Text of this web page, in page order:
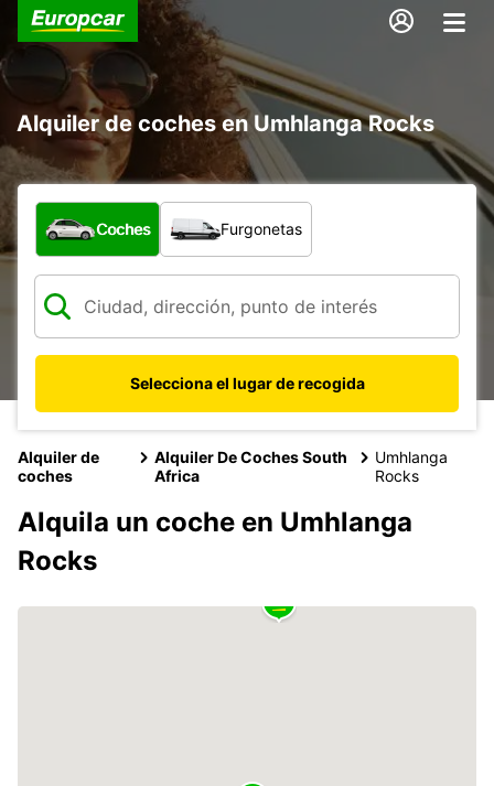
Alquiler de coches en Umhlanga Rocks
¿Qué tipo de vehículo?
Coches Furgonetas
Selecciona el lugar de recogida
Alquiler de
coches
Alquiler De Coches South
Africa
Umhlanga
Rocks
Alquila un coche en Umhlanga
Rocks